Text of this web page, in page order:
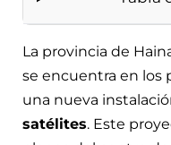
La provincia de
se encuentra en los
una nueva
satélites. Este